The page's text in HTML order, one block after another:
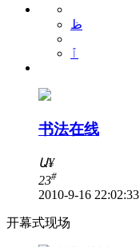
ظ
ٱ
书法在线
Ա¥
23#
2010-9-16 22:02:33
开幕式现场